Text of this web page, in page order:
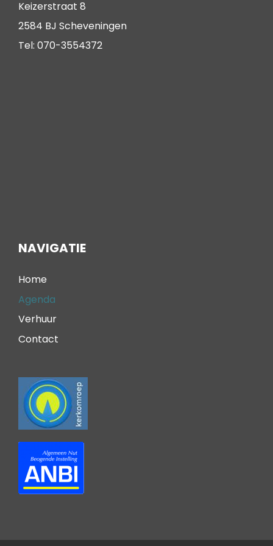
Keizerstraat 8
2584 BJ Scheveningen
Tel: 070-3554372
NAVIGATIE
Home
Agenda
Verhuur
Contact